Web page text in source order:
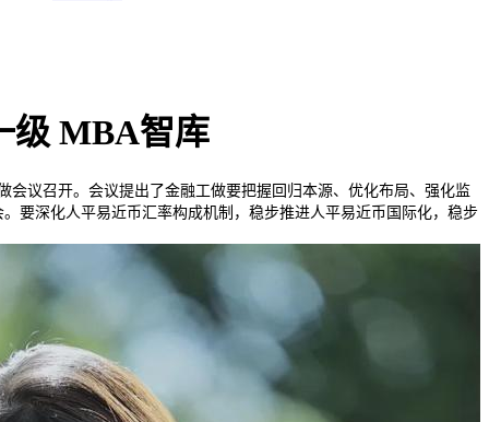
级 MBA智库
议召开。会议提出了金融工做要把握回归本源、优化布局、强化监
要深化人平易近币汇率构成机制，稳步推进人平易近币国际化，稳步